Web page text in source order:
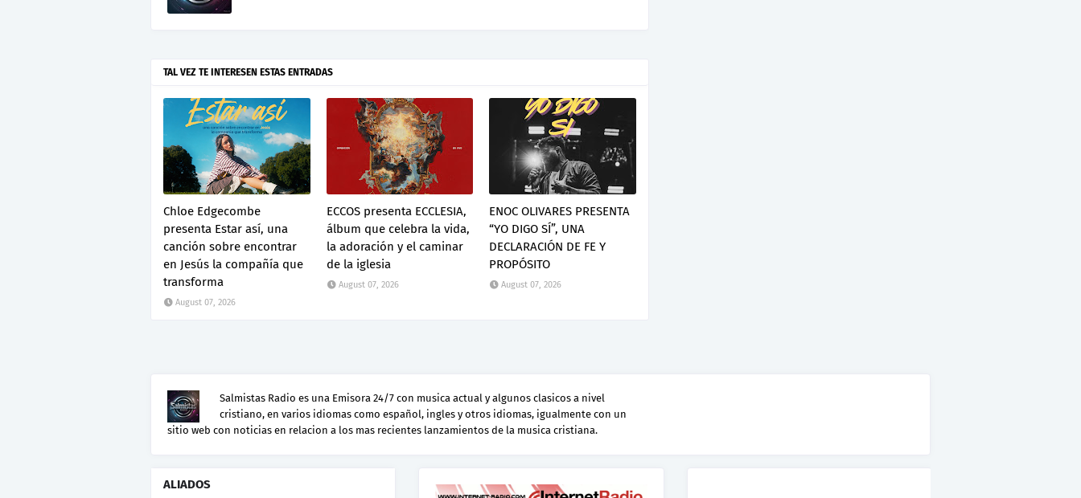
TAL VEZ TE INTERESEN ESTAS ENTRADAS
Chloe Edgecombe
presenta Estar así, una
canción sobre encontrar
en Jesús la compañía que
transforma
August 07, 2026
ECCOS presenta ECCLESIA,
álbum que celebra la vida,
la adoración y el caminar
de la iglesia
August 07, 2026
ENOC OLIVARES PRESENTA
“YO DIGO SÍ”, UNA
DECLARACIÓN DE FE Y
PROPÓSITO
August 07, 2026
Salmistas Radio es una Emisora 24/7 con musica actual y algunos clasicos a nivel
cristiano, en varios idiomas como español, ingles y otros idiomas, igualmente con un
sitio web con noticias en relacion a los mas recientes lanzamientos de la musica cristiana.
ALIADOS